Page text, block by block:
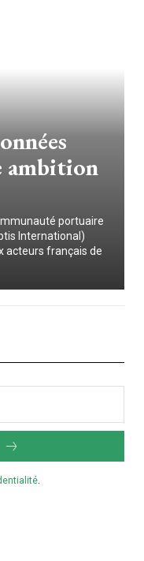
ambition
portuaire
International)
acteurs français de